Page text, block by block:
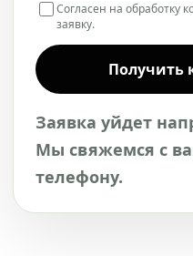
Согласен на обработку
заявку.
Получить
Заявка уйдет
Мы свяжемся с
телефону.